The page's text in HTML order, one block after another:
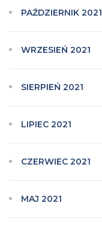
PAŹDZIERNIK 2021
WRZESIEŃ 2021
SIERPIEŃ 2021
LIPIEC 2021
CZERWIEC 2021
MAJ 2021